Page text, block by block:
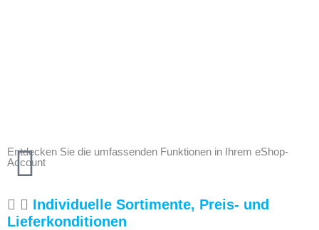
Entdecken Sie die umfassenden Funktionen in Ihrem eShop-
Account
Individuelle Sortimente, Preis- und
Lieferkonditionen